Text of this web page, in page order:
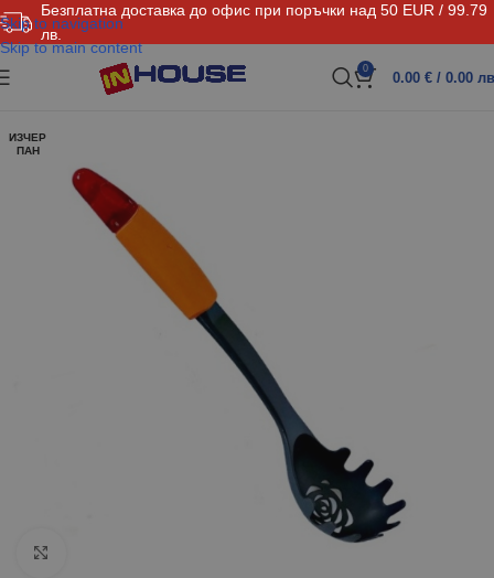
Безплатна доставка до офис при поръчки над 50 EUR / 99.79
лв.
Skip to navigation
Skip to main content
0
0.00 € / 0.00
ИЗЧЕР
ПАН